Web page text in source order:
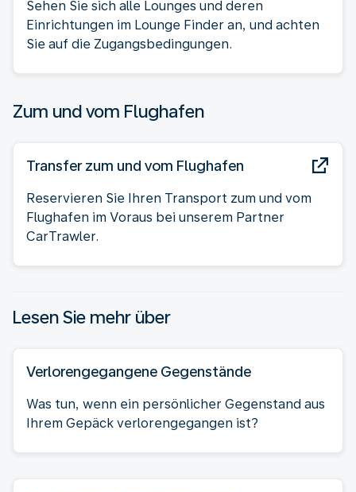
Sehen Sie sich alle Lounges und deren
Einrichtungen im Lounge Finder an, und achten
Sie auf die Zugangsbedingungen.
Zum und vom Flughafen
Transfer zum und vom Flughafen
Reservieren Sie Ihren Transport zum und vom
Flughafen im Voraus bei unserem Partner
CarTrawler.
Lesen Sie mehr über
Verlorengegangene Gegenstände
Was tun, wenn ein persönlicher Gegenstand aus
Ihrem Gepäck verlorengegangen ist?